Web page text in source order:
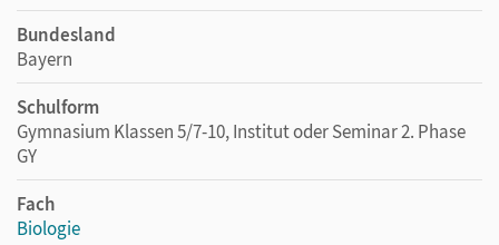
Bundesland
Bayern
Schulform
Gymnasium Klassen 5/7-10, Institut oder Seminar 2. Phase
GY
Fach
Biologie